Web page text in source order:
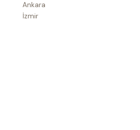
Ankara
İzmir